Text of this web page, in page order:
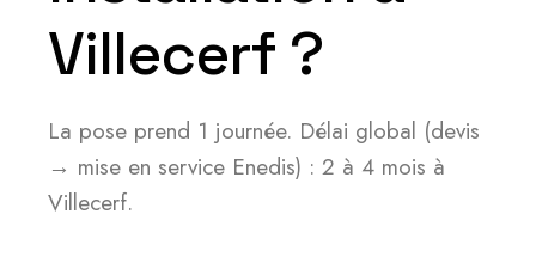
Villecerf ?
La pose prend 1 journée. Délai global (devis
→ mise en service Enedis) : 2 à 4 mois à
Villecerf.